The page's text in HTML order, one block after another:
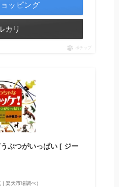
ッピング
カリ
ポチップ
ぶつがいっぱい [ ジー
楽天市場調べ）